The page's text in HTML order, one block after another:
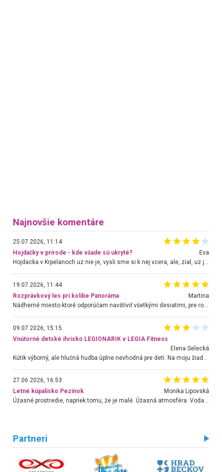
Najnovšie komentáre
25.07.2026, 11:14
Hojdačky v prírode - kde všade sú ukryté?
Eva
Hojdacka v Krpelanoch uz nie je, vysli sme si k nej vcera, ale, zial, uz je znicena. Ak sem planujete cestu len kvoli hojdacke, mozete si ju usetrit. Krasny vyhlad je tu vsak aj bez hojdacky :-)
19.07.2026, 11:44
Rozprávkový les pri kolibe Panoráma
Martina
Nádherné miesto ktoré odporúčam navštíviť všetkými desiatimi, pre rodiny s deťmi, dôchodcom... Proste a jednoducho ozaj rozprávkový les.. určite ešte prídeme. Odniesli sme si na pamiatku krásne tričká,
09.07.2026, 15:15
Vnútorné detské ihrisko LEGIONARIK v LEGIA Fitness
Elena Selecká
27.06.2026, 16:53
Letné kúpalisko Pezinok
. Monika Lipovská
Úžasné prostredie, napriek tomu, že je malé. Úžasná atmosféra. Voda fantastická a nádherná. Ľudí je pomerne veľa, ale su mili a ohľaduplní. Je veľmi zaujímavé sledovať, ako dokážu spolu športovať cudzí ľudia a bez ohľadu na vek. Vládne tu pohoda. Vnuka neviem dostať z vody. Ďakujem za krásny deň . Urcite sa sem vrátim. Jediný problém je s parkovaním, ale aj ten sa mi podarilo vyriešiť. Monika Bratislava
Partneri